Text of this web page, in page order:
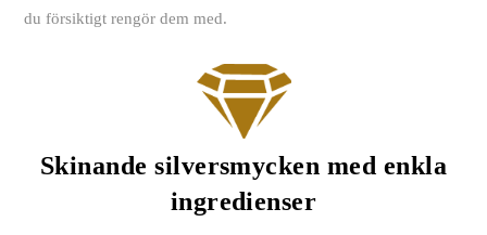
du försiktigt rengör dem med.
Skinande silversmycken med enkla
ingredienser